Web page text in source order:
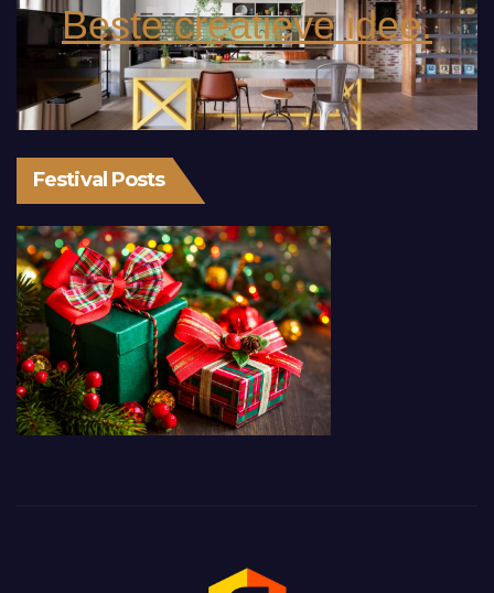
Beste creatieve idee.
Festival Posts